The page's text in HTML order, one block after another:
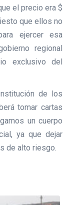
el precio era $
que ellos no
ejercer esa
regional
exclusivo del
de los
tomar cartas
un cuerpo
ya que dejar
de alto riesgo.